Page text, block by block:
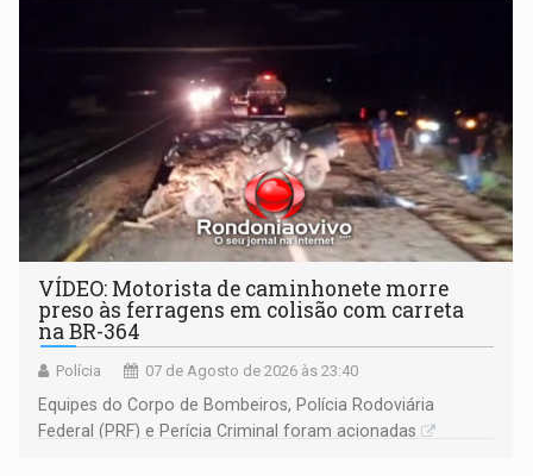
VÍDEO: Motorista de caminhonete morre
preso às ferragens em colisão com carreta
na BR-364
Polícia 07 de Agosto de 2026 às 23:40
Equipes do Corpo de Bombeiros, Polícia Rodoviária
Federal (PRF) e Perícia Criminal foram acionadas